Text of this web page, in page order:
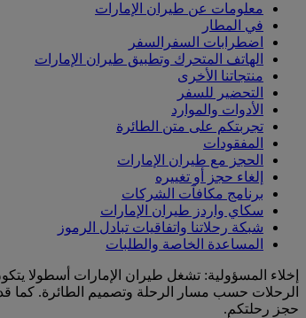
معلومات عن طيران الإمارات
في المطار
اضطرابات السفرالسفر
الهاتف المتحرك وتطبيق طيران الإمارات
منتجاتنا الأخرى
التحضير للسفر
الأدوات والموارد
تجربتكم على متن الطائرة
المفقودات
الحجز مع طيران الإمارات
إلغاء حجز أو تغييره
برنامج مكافآت الشركات
سكاي واردز طيران الإمارات
شبكة رحلاتنا واتفاقيات تبادل الرموز
المساعدة الخاصة والطلبات
الرحلات حسب مسار الرحلة وتصميم الطائرة. كما
حجز رحلتكم.